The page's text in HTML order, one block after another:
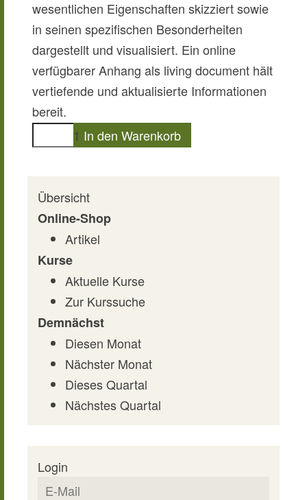
wesentlichen Eigenschaften skizziert sowie
in seinen spezifischen Besonderheiten
dargestellt und visualisiert. Ein online
verfügbarer Anhang als living document hält
vertiefende und aktualisierte Informationen
bereit.
Übersicht
Online-Shop
Artikel
Kurse
Aktuelle Kurse
Zur Kurssuche
Demnächst
Diesen Monat
Nächster Monat
Dieses Quartal
Nächstes Quartal
Login